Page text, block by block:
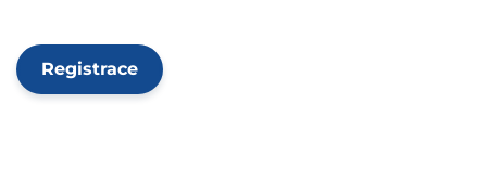
Registrace